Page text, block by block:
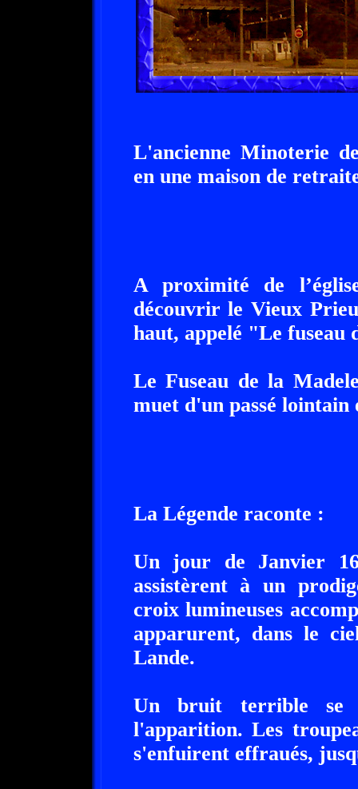
L'ancienne Minoterie
en une maison de
A proximité de
découvrir le Vieux
haut, appelé "Le fuseau
Le Fuseau de la
muet d'un passé lointain
La Légende raconte :
Un jour de Janvier
assistèrent à un
croix lumineuses
apparurent, dans le
Lande.
Un bruit terrible se
l'apparition. Les
s'enfuirent effraués,